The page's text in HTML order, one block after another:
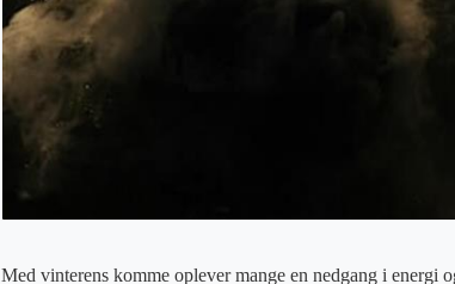
Med vinterens komme oplever mange en nedgang i energi